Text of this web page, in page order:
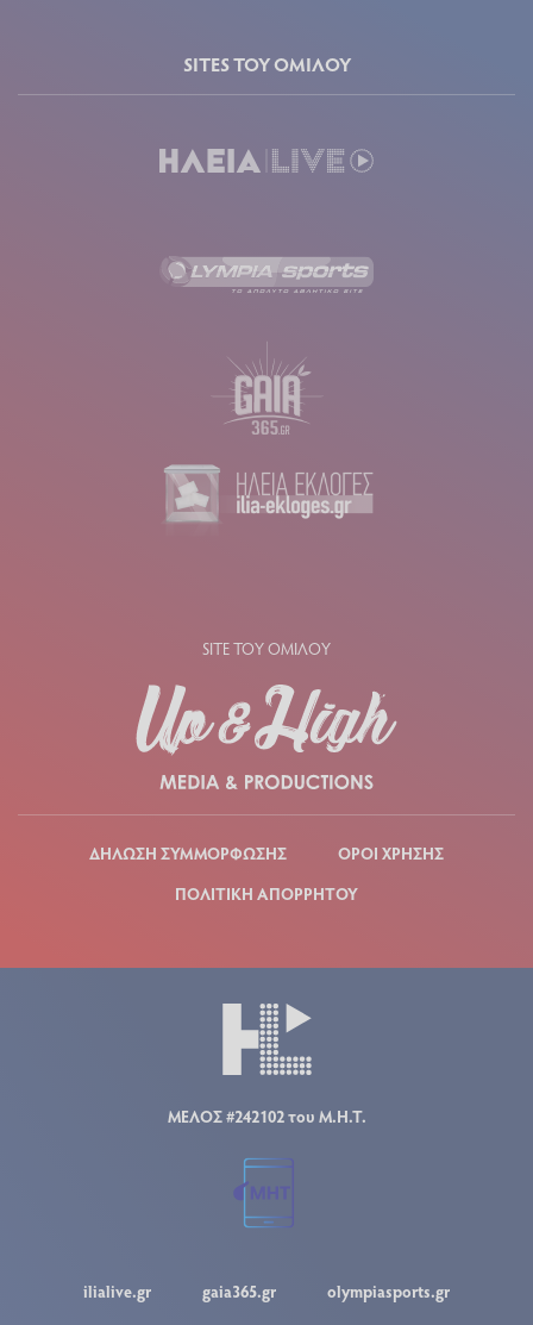
SITES ΤΟΥ ΟΜΙΛΟΥ
SITE ΤΟΥ ΟΜΙΛΟΥ
ΔΗΛΩΣΗ ΣΥΜΜΟΡΦΩΣΗΣ
ΟΡΟΙ ΧΡΗΣΗΣ
ΠΟΛΙΤΙΚΗ ΑΠΟΡΡΗΤΟΥ
ΜΕΛΟΣ #242102 του Μ.Η.Τ.
ilialive.gr gaia365.gr
olympiasports.gr